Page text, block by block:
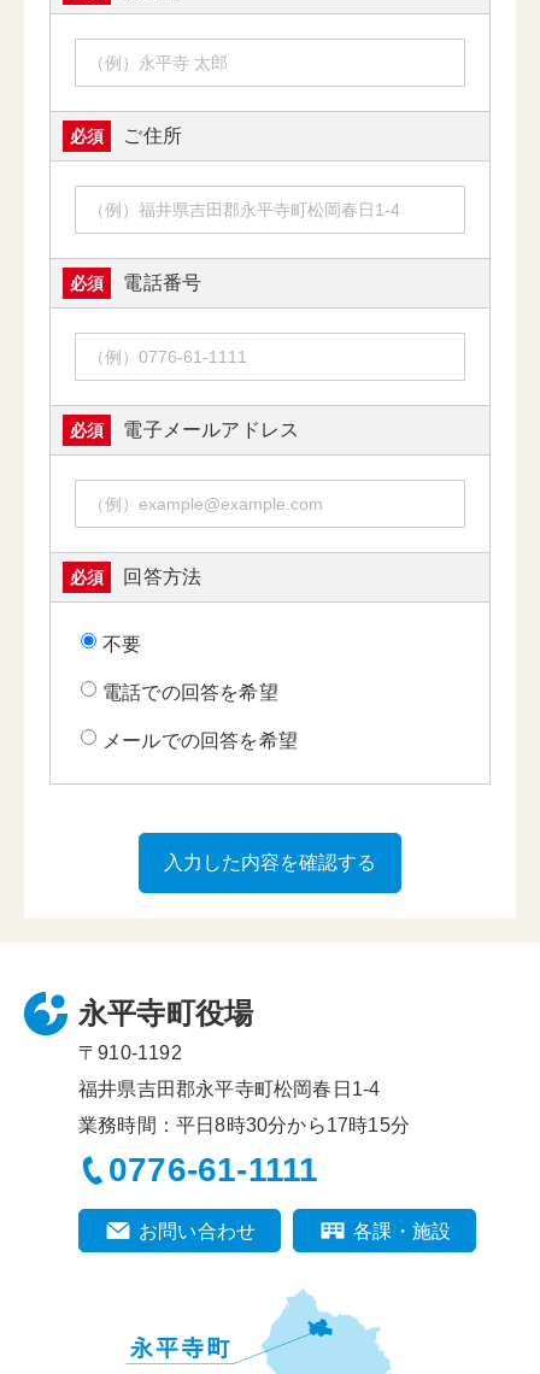
必須 ご住所
必須 電話番号
必須 電子メールアドレス
必須 回答方法
不要
電話での回答を希望
メールでの回答を希望
永平寺町役場
〒910-1192
福井県吉田郡永平寺町松岡春日1-4
業務時間：平日8時30分から17時15分
0776-61-1111
お問い合わせ 各課・施設